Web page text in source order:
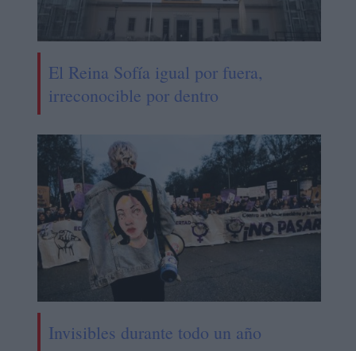
El Reina Sofía igual por fuera,
irreconocible por dentro
Invisibles durante todo un año